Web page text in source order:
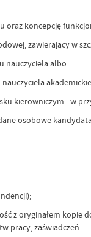
koncepcję
zawierający w
nauczyciela albo
kierowniczym - w
osobowe
z oryginałem
pracy, zaświadczeń